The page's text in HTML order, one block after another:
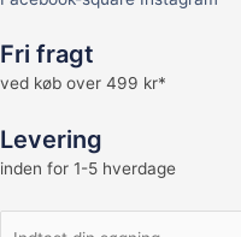
Fri fragt
ved køb over 499 kr*
Levering
inden for 1-5 hverdage